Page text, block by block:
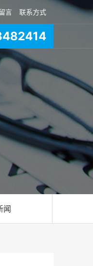
言 联系方式
闻